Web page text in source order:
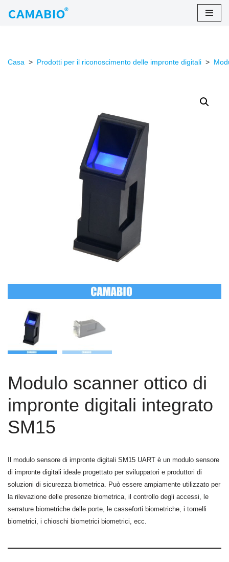
Casa > Prodotti per il riconoscimento delle impronte digitali >
Modulo scanner ottico di
impronte digitali integrato
SM15
Il modulo sensore di impronte digitali SM15 UART è un modulo sensore
di impronte digitali ideale progettato per sviluppatori e produttori di
soluzioni di sicurezza biometrica. Può essere ampiamente utilizzato per
la rilevazione delle presenze biometrica, il controllo degli accessi, le
serrature biometriche delle porte, le casseforti biometriche, i tornelli
biometrici, i chioschi biometrici biometrici, ecc.